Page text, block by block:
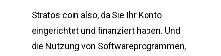
Stratos coin also, da Sie Ihr Konto
eingerichtet und finanziert haben. Und
die Nutzung von Softwareprogrammen,